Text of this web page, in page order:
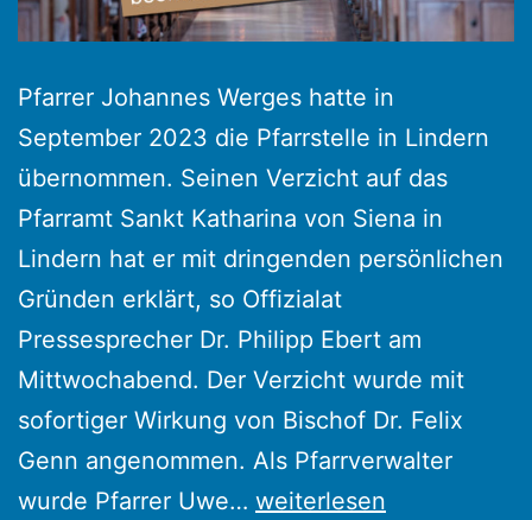
Pfarrer Johannes Werges hatte in
September 2023 die Pfarrstelle in Lindern
übernommen. Seinen Verzicht auf das
Pfarramt Sankt Katharina von Siena in
Lindern hat er mit dringenden persönlichen
Gründen erklärt, so Offizialat
Pressesprecher Dr. Philipp Ebert am
Mittwochabend. Der Verzicht wurde mit
sofortiger Wirkung von Bischof Dr. Felix
Genn angenommen. Als Pfarrverwalter
wurde Pfarrer Uwe… Pfarrer
weiterlesen